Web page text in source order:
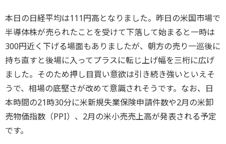
本日の日経平均は111円高となりました。昨日の米国市場で
半導体株が売られたことを受けて下落して始まると一時は
300円近く下げる場面もありましたが、朝方の売り一巡後に
持ち直すと後場に入ってプラスに転じ上げ幅を三桁に広げ
ました。そのため押し目買い意欲は引き続き強いといえそ
うで、相場の底堅さが改めて意識されそうです。なお、日
本時間の21時30分に米新規失業保険申請件数や2月の米卸
売物価指数（PPI）、2月の米小売売上高が発表される予定
です。